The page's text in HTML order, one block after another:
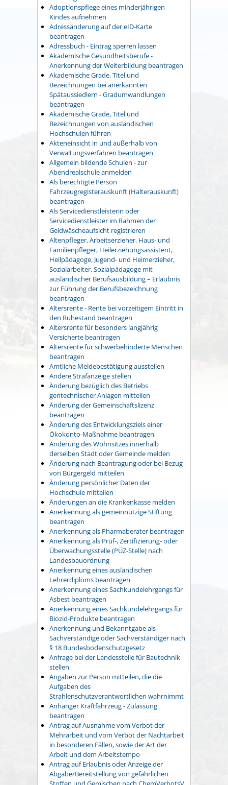
Adoptionspflege eines minderjährigen
Kindes aufnehmen
Adressänderung auf der eID-Karte
beantragen
Adressbuch - Eintrag sperren lassen
Akademische Gesundheitsberufe -
Anerkennung der Weiterbildung beantragen
Akademische Grade, Titel und
Bezeichnungen bei anerkannten
Spätaussiedlern - Gradumwandlungen
beantragen
Akademische Grade, Titel und
Bezeichnungen von ausländischen
Hochschulen führen
Akteneinsicht in und außerhalb von
Verwaltungsverfahren beantragen
Allgemein bildende Schulen - zur
Abendrealschule anmelden
Als berechtigte Person
Fahrzeugregisterauskunft (Halterauskunft)
beantragen
Als Servicedienstleisterin oder
Servicedienstleister im Rahmen der
Geldwäscheaufsicht registrieren
Altenpfleger, Arbeitserzieher, Haus- und
Familienpfleger, Heilerziehungsassistent,
Heilpädagoge, Jugend- und Heimerzieher,
Sozialarbeiter, Sozialpädagoge mit
ausländischer Berufsausbildung – Erlaubnis
zur Führung der Berufsbezeichnung
beantragen
Altersrente - Rente bei vorzeitigem Eintritt in
den Ruhestand beantragen
Altersrente für besonders langjährig
Versicherte beantragen
Altersrente für schwerbehinderte Menschen
beantragen
Amtliche Meldebestätigung ausstellen
Andere Strafanzeige stellen
Änderung bezüglich des Betriebs
gentechnischer Anlagen mitteilen
Änderung der Gemeinschaftslizenz
beantragen
Änderung des Entwicklungsziels einer
Ökokonto-Maßnahme beantragen
Änderung des Wohnsitzes innerhalb
derselben Stadt oder Gemeinde melden
Änderung nach Beantragung oder bei Bezug
von Bürgergeld mitteilen
Änderung persönlicher Daten der
Hochschule mitteilen
Änderungen an die Krankenkasse melden
Anerkennung als gemeinnützige Stiftung
beantragen
Anerkennung als Pharmaberater beantragen
Anerkennung als Prüf-, Zertifizierung- oder
Überwachungsstelle (PÜZ-Stelle) nach
Landesbauordnung
Anerkennung eines ausländischen
Lehrerdiploms beantragen
Anerkennung eines Sachkundelehrgangs für
Asbest beantragen
Anerkennung eines Sachkundelehrgangs für
Biozid-Produkte beantragen
Anerkennung und Bekanntgabe als
Sachverständige oder Sachverständiger nach
§ 18 Bundesbodenschutzgesetz
Anfrage bei der Landesstelle für Bautechnik
stellen
Angaben zur Person mitteilen, die die
Aufgaben des
Strahlenschutzverantwortlichen wahrnimmt
Anhänger Kraftfahrzeug - Zulassung
beantragen
Antrag auf Ausnahme vom Verbot der
Mehrarbeit und vom Verbot der Nachtarbeit
in besonderen Fällen, sowie der Art der
Arbeit und dem Arbeitstempo
Antrag auf Erlaubnis oder Anzeige der
Abgabe/Bereitstellung von gefährlichen